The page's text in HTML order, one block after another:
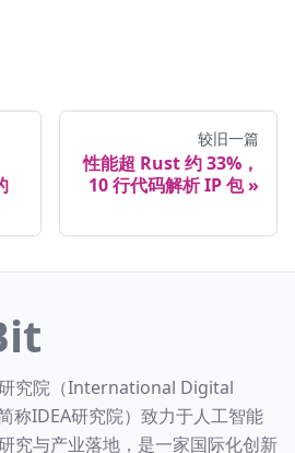
较旧一篇
性能超 Rust 约 33%，
10 行代码解析 IP 包
究院（International Digital
称IDEA研究院）致力于人工智能
究与产业落地，是一家国际化创新